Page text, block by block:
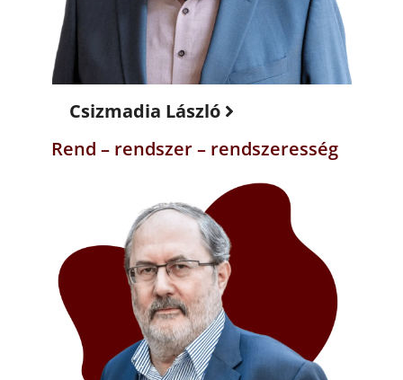
Csizmadia László
Rend – rendszer – rendszeresség